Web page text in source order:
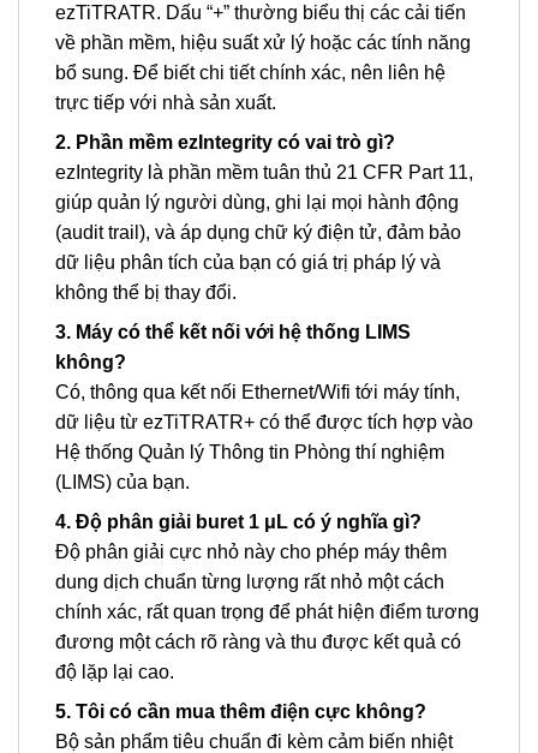
ezTiTRATR. Dấu “+” thường biểu thị các cải tiến
về phần mềm, hiệu suất xử lý hoặc các tính năng
bổ sung. Để biết chi tiết chính xác, nên liên hệ
trực tiếp với nhà sản xuất.
2. Phần mềm ezIntegrity có vai trò gì?
ezIntegrity là phần mềm tuân thủ 21 CFR Part 11,
giúp quản lý người dùng, ghi lại mọi hành động
(audit trail), và áp dụng chữ ký điện tử, đảm bảo
dữ liệu phân tích của bạn có giá trị pháp lý và
không thể bị thay đổi.
3. Máy có thể kết nối với hệ thống LIMS
không?
Có, thông qua kết nối Ethernet/Wifi tới máy tính,
dữ liệu từ ezTiTRATR+ có thể được tích hợp vào
Hệ thống Quản lý Thông tin Phòng thí nghiệm
(LIMS) của bạn.
4. Độ phân giải buret 1 μL có ý nghĩa gì?
Độ phân giải cực nhỏ này cho phép máy thêm
dung dịch chuẩn từng lượng rất nhỏ một cách
chính xác, rất quan trọng để phát hiện điểm tương
đương một cách rõ ràng và thu được kết quả có
độ lặp lại cao.
5. Tôi có cần mua thêm điện cực không?
Bộ sản phẩm tiêu chuẩn đi kèm cảm biến nhiệt